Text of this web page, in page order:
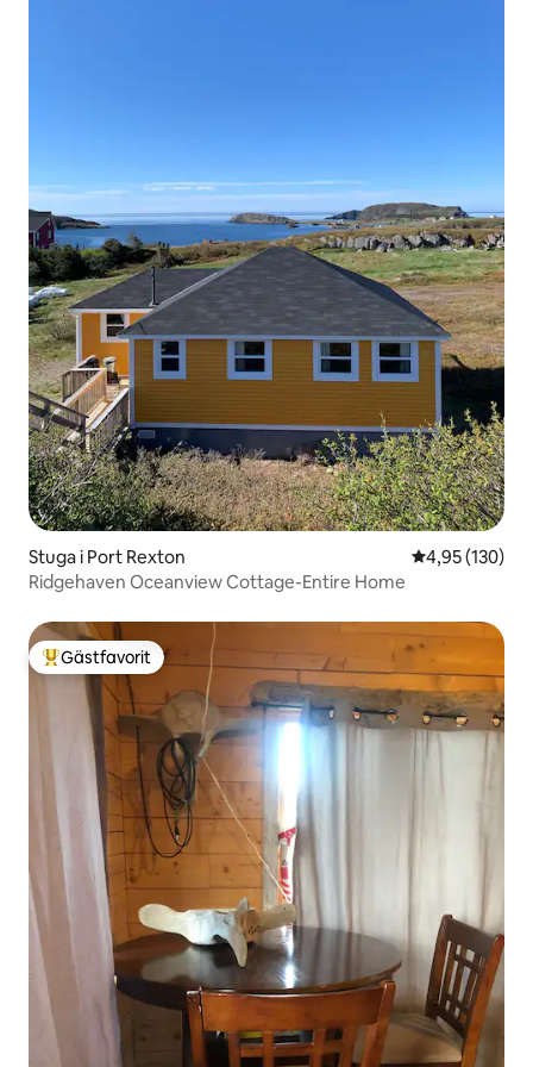
Stuga i Port Rexton 4,95 av 5 i
4,95 (130)
Ridgehaven Oceanview Cottage-Entire Home
Populär gästfavorit
Gästfavorit